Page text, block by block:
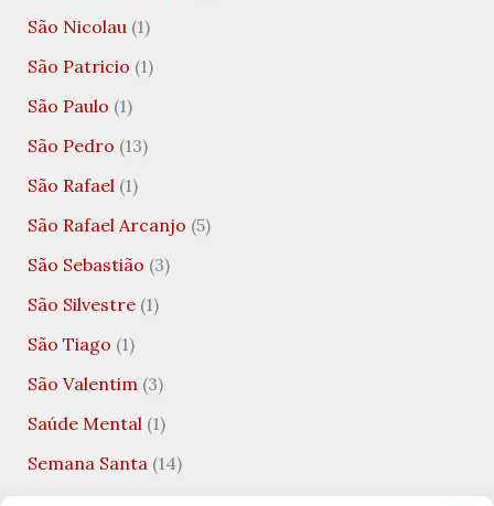
São Nicolau(1)
São Patricio (1)
São Paulo (1)
São Pedro (13)
São Rafael(1)
São Rafael Arcanjo (5)
São Sebastião (3)
São Silvestre(1)
São Tiago (1)
São Valentim(3)
Saúde Mental(1)
Semana Santa(14)